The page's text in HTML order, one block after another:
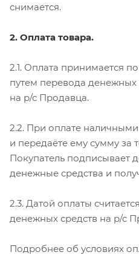
снимается.
2. Оплата товара.
2.1. Оплата принимается
путем перевода денежных
на р/с Продавца.
2.2. При оплате
и передаёте ему сумму за
Покупатель подписывает
денежные средства и
2.3. Датой оплаты
денежных средств на р/с
Подробнее об условиях